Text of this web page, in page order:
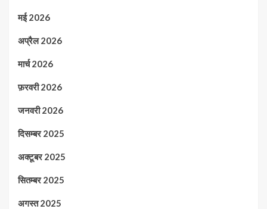
मई 2026
अप्रैल 2026
मार्च 2026
फ़रवरी 2026
जनवरी 2026
दिसम्बर 2025
अक्टूबर 2025
सितम्बर 2025
अगस्त 2025